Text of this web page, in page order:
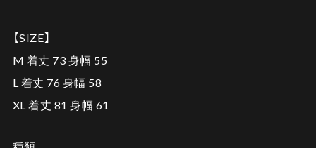
【SIZE】
M 着丈 73 身幅 55
L 着丈 76 身幅 58
XL 着丈 81 身幅 61